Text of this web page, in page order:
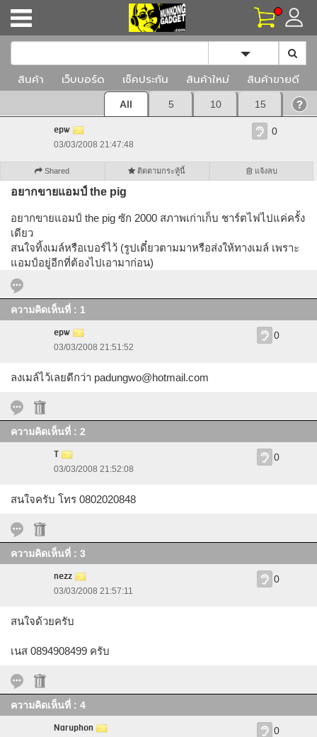
Toggle
สินค้า เว็บบอร์ด เช็คประกัน สินค้าใหม่ สินค้าขายดี
All 5 10 15
epw
03/03/2008 21:47:48
0
Shared ติดตามกระทู้นี้ แจ้งลบ
อยากขายแอมป์ the pig
อยากขายแอมป์ the pig ซัก 2000 สภาพเก่าเก็บ ชาร์ตไฟไปแค่ครั้ง
เดียว
สนใจทิ้งเมล์หรือเบอร์ไว้ (รูปเดี๋ยวตามมาหรือส่งให้ทางเมล์ เพราะ
แอมป์อยู่อีกที่ต้องไปเอามาก่อน)
ความคิดเห็นที่ : 1
epw
03/03/2008 21:51:52
0
ลงเมล์ไว้เลยดีกว่า padungwo@hotmail.com
ความคิดเห็นที่ : 2
T
03/03/2008 21:52:08
0
สนใจครับ โทร 0802020848
ความคิดเห็นที่ : 3
nezz
03/03/2008 21:57:11
0
สนใจด้วยครับ
เนส 0894908499 ครับ
ความคิดเห็นที่ : 4
Naruphon 0